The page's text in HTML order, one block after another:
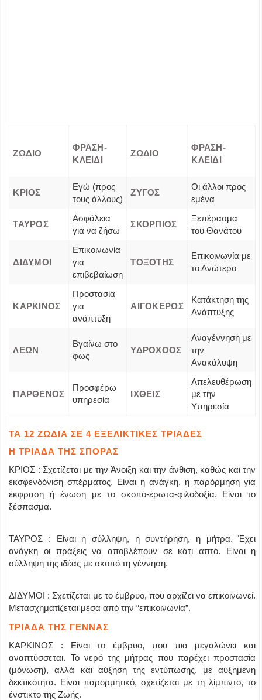
ΖΩΔΙΟ
ΦΡΑΣΗ-
ΚΛΕΙΔΙ
ΖΩΔΙΟ
ΦΡΑΣΗ-
ΚΛΕΙΔΙ
ΚΡΙΟΣ
Εγώ (προς
τους άλλους)
ΖΥΓΟΣ
Οι άλλοι προς
εμένα
ΤΑΥΡΟΣ
Ασφάλεια
για να ζήσω
ΣΚΟΡΠΙΟΣ
Ξεπέρασμα
του Θανάτου
ΔΙΔΥΜΟΙ
Επικοινωνία
για
επιβεβαίωση
ΤΟΞΟΤΗΣ
Επικοινωνία με
το Ανώτερο
ΚΑΡΚΙΝΟΣ
Προστασία
για
ανάπτυξη
ΑΙΓΟΚΕΡΩΣ
Κατάκτηση της
Ανάπτυξης
ΛΕΩΝ
Βγαίνω στο
φως
ΥΔΡΟΧΟΟΣ
Αναγέννηση με
την
Ανακάλυψη
ΠΑΡΘΕΝΟΣ
Προσφέρω
υπηρεσία
ΙΧΘΕΙΣ
Απελευθέρωση
με την
Υπηρεσία
ΤΑ 12 ΖΩΔΙΑ ΣΕ 4 ΕΞΕΛΙΚΤΙΚΕΣ ΤΡΙΑΔΕΣ
Η ΤΡΙΑΔΑ ΤΗΣ ΣΠΟΡΑΣ
ΚΡΙΟΣ : Σχετίζεται με την Άνοιξη και την άνθιση, καθώς και την
εκσφενδόνιση σπέρματος. Είναι η ανάγκη, η παρόρμηση για
έκφραση ή ένωση με το σκοπό-έρωτα-φιλοδοξία. Είναι το
ξέσπασμα.
ΤΑΥΡΟΣ : Είναι η σύλληψη, η συντήρηση, η μήτρα. Έχει
ανάγκη οι πράξεις να αποβλέπουν σε κάτι απτό. Είναι η
σύλληψη της ιδέας με σκοπό τη γέννηση.
ΔΙΔΥΜΟΙ : Σχετίζεται με το έμβρυο, που αρχίζει να επικοινωνεί.
Μετασχηματίζεται μέσα από την “επικοινωνία”.
ΤΡΙΑΔΑ ΤΗΣ ΓΕΝΝΑΣ
ΚΑΡΚΙΝΟΣ : Είναι το έμβρυο, που πια μεγαλώνει και
αναπτύσσεται. Το νερό της μήτρας που παρέχει προστασία
(μόνωση), αλλά και αύξηση της εντύπωσης, με αυξημένη
δεκτικότητα. Είναι παρορμητικό, σχετίζεται με τη λίμπιντο, το
ένστικτο της Ζωής.